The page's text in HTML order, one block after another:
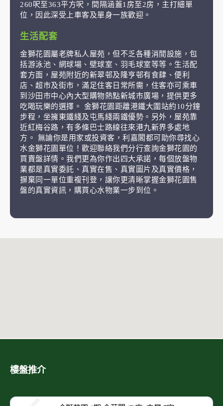
260呎至363平方呎，間隔涵蓋1房至2房，主打細單
位，因此深受上車客及單身一族歡迎。
生活配套
金獅花園屬老牌私人屋苑，但不乏各種消閒設施，包
括游泳池、網球場、壁球室、羽毛球室等等。生活配
套方面，屋苑附近的新翠邨及隆亨邨有食肆、便利
店、超市及街市，滿足住客日常所需，住客亦可乘車
到沙田市中心內大型購物熱點新城市廣場，提供更多
吃喝玩樂的選擇。 金獅花園距離港鐵大圍站約10分鐘
步程，坐擁東鐵綫及屯馬綫兩鐵優勢。另外，屋苑靠
近紅梅谷路，有多條巴士路線往來港九新界多處地
方。 無論你是用家或投資客，利嘉閣都可助你尋找心
水金獅花園單位！歡迎聯絡我們分行查詢金獅花園的
買賣盤詳情。我們更為你作出四大承諾，每個放盤物
業都是真實委託、真實在售、真實圖片及真實價格，
摒棄同一單位重複刊登，讓你更清晰掌握金獅花園售
盤的真實資訊，購買心水物業一步到位。
樓盤推介